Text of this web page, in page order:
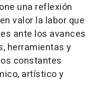
una reflexión
valor la labor que
ante los avances
herramientas y
constantes
artístico y